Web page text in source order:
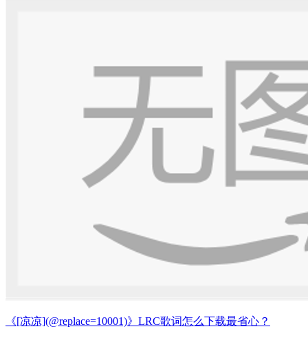
《[凉凉](@replace=10001)》LRC歌词怎么下载最省心？